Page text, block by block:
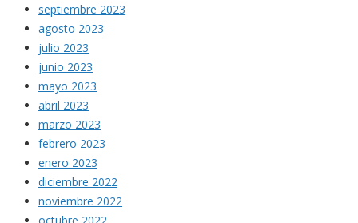
septiembre 2023
agosto 2023
julio 2023
junio 2023
mayo 2023
abril 2023
marzo 2023
febrero 2023
enero 2023
diciembre 2022
noviembre 2022
octubre 2022